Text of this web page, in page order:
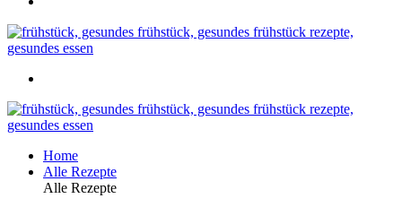
Home
Alle Rezepte
Alle Rezepte